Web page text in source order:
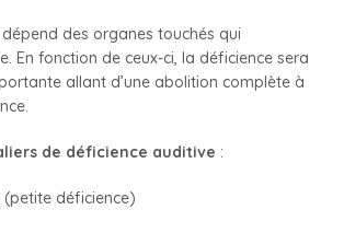
des organes touchés qui
En fonction de ceux-ci, la déficience sera
allant d’une abolition complète à
de déficience auditive :
déficience)